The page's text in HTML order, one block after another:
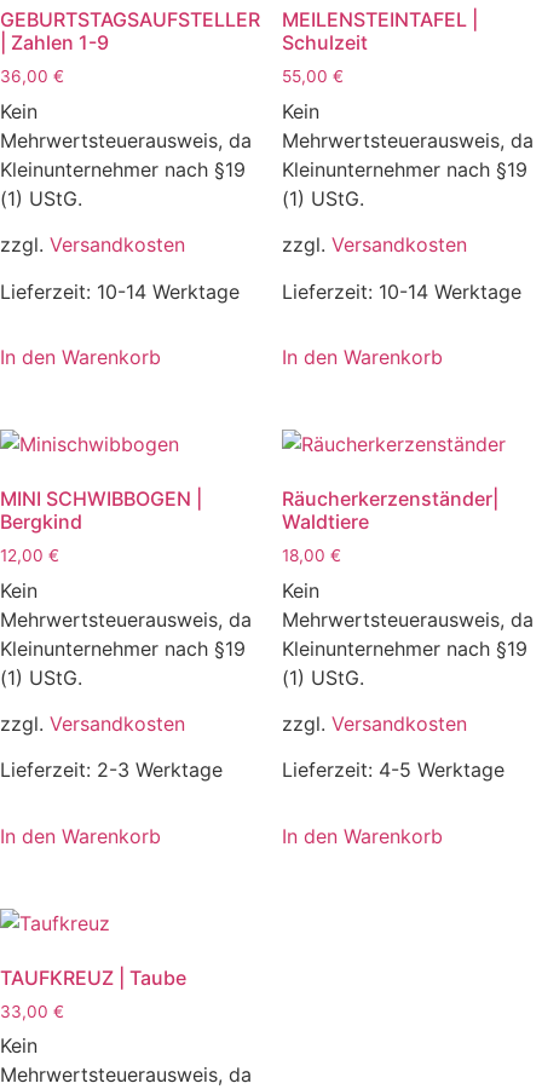
GEBURTSTAGSAUFSTELLER
| Zahlen 1-9
36,00 €
Kein
Mehrwertsteuerausweis, da
Kleinunternehmer nach §19
(1) UStG.
zzgl. Versandkosten
Lieferzeit: 10-14 Werktage
In den Warenkorb
MEILENSTEINTAFEL |
Schulzeit
55,00 €
Kein
Mehrwertsteuerausweis, da
Kleinunternehmer nach §19
(1) UStG.
zzgl. Versandkosten
Lieferzeit: 10-14 Werktage
In den Warenkorb
MINI SCHWIBBOGEN |
Bergkind
12,00 €
Kein
Mehrwertsteuerausweis, da
Kleinunternehmer nach §19
(1) UStG.
zzgl. Versandkosten
Lieferzeit: 2-3 Werktage
In den Warenkorb
Räucherkerzenständer|
Waldtiere
18,00 €
Kein
Mehrwertsteuerausweis, da
Kleinunternehmer nach §19
(1) UStG.
zzgl. Versandkosten
Lieferzeit: 4-5 Werktage
In den Warenkorb
TAUFKREUZ | Taube
33,00 €
Kein
Mehrwertsteuerausweis, da